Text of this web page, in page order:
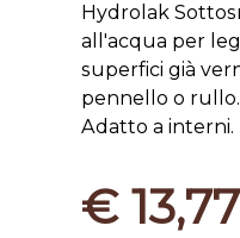
Hydrolak
all'acqua per
superfici già
pennello o rullo.
Adatto a interni.
€ 13,77